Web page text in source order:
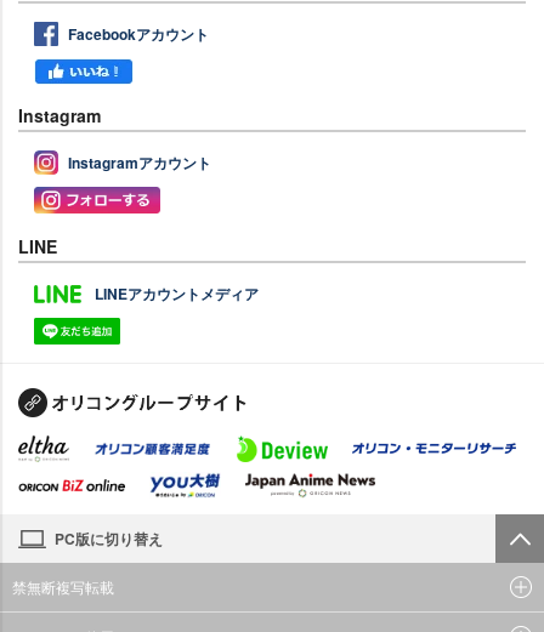
Facebookアカウント
Instagram
Instagramアカウント
LINE
LINEアカウントメディア
PC版に切り替え
禁無断複写転載